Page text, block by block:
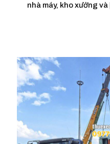
nhà máy, kho xưởng và